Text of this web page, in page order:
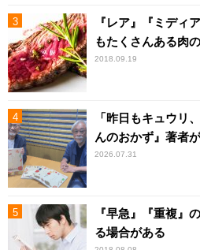
『レア』『ミディ
もたくさんある肉
2018.09.19
「昨日もキュウリ
んのおかず』著者
2026.07.31
『早急』『重複
る場合がある